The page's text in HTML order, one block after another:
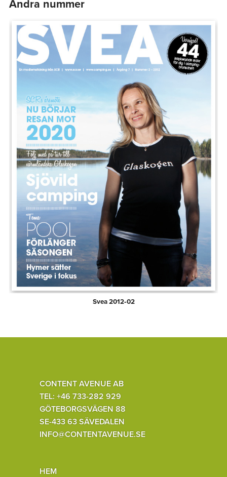
Andra nummer
Svea 2012‑02
CONTENT AVENUE AB
TEL: +46 733-282 929
GÖTEBORGSVÄGEN 88
SE-433 63 SÄVEDALEN
INFO@CONTENTAVENUE.SE
HEM